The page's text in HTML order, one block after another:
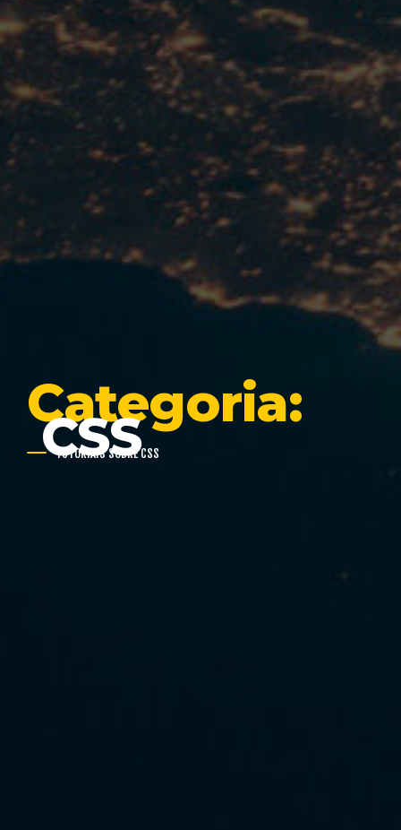
Categoria:
CSS
TUTORIAIS SOBRE CSS